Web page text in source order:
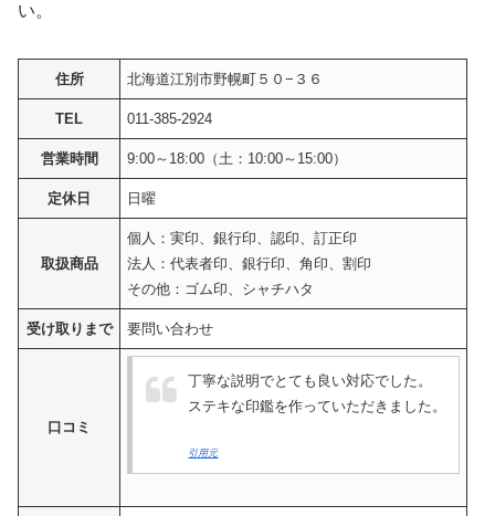
い。
住所 北海道江別市野幌町５０−３６
TEL 011-385-2924
営業時間 9:00～18:00（土：10:00～15:00）
定休日 日曜
取扱商品
個人：実印、銀行印、認印、訂正印
法人：代表者印、銀行印、角印、割印
その他：ゴム印、シャチハタ
受け取りまで 要問い合わせ
口コミ
丁寧な説明でとても良い対応でした。
ステキな印鑑を作っていただきました。
引用元